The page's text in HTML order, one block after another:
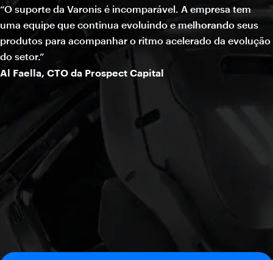
“O suporte da Varonis é incomparável. A empresa tem
uma equipe que continua evoluindo e melhorando seus
produtos para acompanhar o ritmo acelerado da evolução
do setor.”
Al Faella, CTO da Prospect Capital